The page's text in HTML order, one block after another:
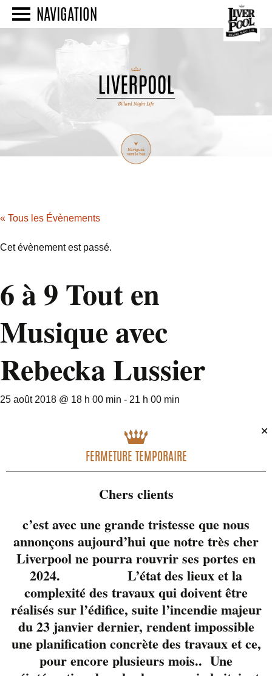
NAVIGATION
« Tous les Évènements
Cet évènement est passé.
6 à 9 Tout en
Musique avec
Rebecka Lussier
25 août 2018 @ 18 h 00 min - 21 h 00 min
Participante à La Voix
✕
FERMETURE TEMPORAIRE
Chers clients
c’est avec une grande tristesse que nous
annonçons aujourd’hui que notre très cher
Liverpool ne pourra rouvrir ses portes en
2024. L’état des lieux et la
complexité des travaux qui doivent être
réalisés sur l’édifice, suite l’incendie majeur
du 23 janvier dernier, rendent impossible
une planification concrète des travaux et ce,
pour encore plusieurs mois.. Une